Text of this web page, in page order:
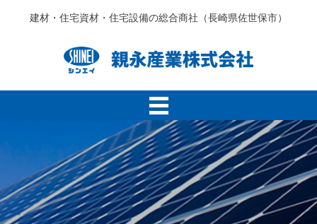
建材・住宅資材・住宅設備の総合商社（長崎県佐世保市）